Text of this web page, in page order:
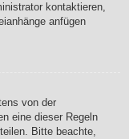
kontaktieren,
anfügen
von der
eine dieser Regeln
Bitte beachte,